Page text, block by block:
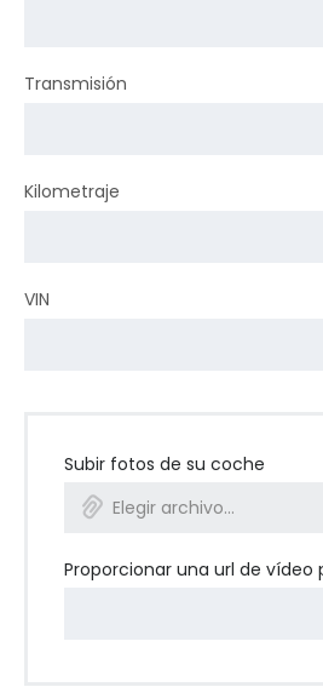
Transmisión
Kilometraje
VIN
Subir fotos de su coche
Elegir archivo...
Proporcionar una url de vídeo